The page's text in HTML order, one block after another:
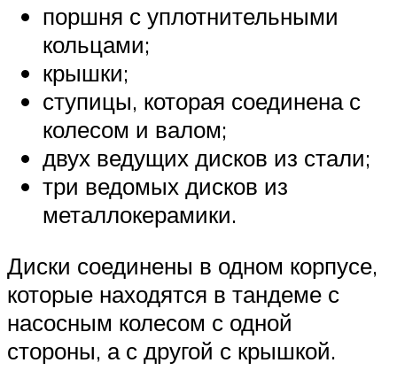
поршня с уплотнительными
кольцами;
крышки;
ступицы, которая соединена с
колесом и валом;
двух ведущих дисков из стали;
три ведомых дисков из
металлокерамики.
Диски соединены в одном корпусе,
которые находятся в тандеме с
насосным колесом с одной
стороны, а с другой с крышкой.